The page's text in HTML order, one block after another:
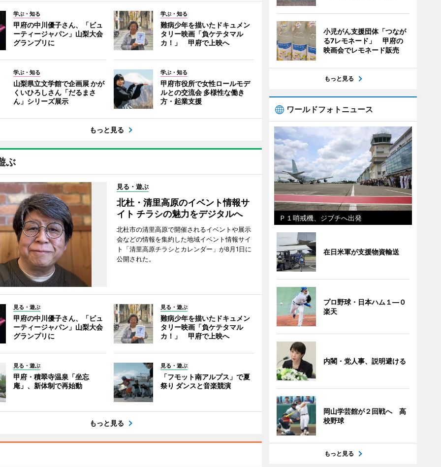
学ぶ・知る
甲府の中川優子さん、「ビュ
ーティージャパン」山梨大会
グランプリに
学ぶ・知る
難病少年を描いたドキュメン
タリー映画「負ケテタマル
カ！」 甲府で上映へ
学ぶ・知る
山梨県立文学館で企画展 かが
くいひろしさん「だるまさ
ん」シリーズ展示
学ぶ・知る
甲府市役所で女性ロールモデ
ルとの交流会 多様性な働き
方・起業支援
もっと見る
ぶ
見る・遊ぶ
北杜・清里高原のイベント情報サ
イト チラシの魅力をデジタルへ
北杜市の清里高原で開催されるイベントや展示
会などの情報を集約した地域イベント情報サイ
ト「清里高原チラシとカレンダー」が8月1日に
公開された。
見る・遊ぶ
甲府の中川優子さん、「ビュ
ーティージャパン」山梨大会
グランプリに
見る・遊ぶ
難病少年を描いたドキュメン
タリー映画「負ケテタマル
カ！」 甲府で上映へ
見る・遊ぶ
甲府・積翠寺温泉「坐忘
庵」、新体制で再始動
見る・遊ぶ
「フモット南アルプス」で夏
祭り ダンスと音楽競演
もっと見る
小児がん支援団体「つなが
る7レモネード」 甲府の
映画会でレモネード販売
もっと見る
ワールドフォトニュース
Ｐ１哨戒機、ジブチへ出発
在日米軍が支援物資輸送
プロ野球・日本ハム１―０
楽天
内閣・党人事、説明避ける
岡山学芸館が２回戦へ 高
校野球
もっと見る